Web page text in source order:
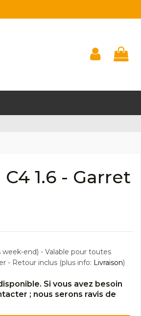
1.6 - Garret
week-end) - Valable pour toutes
- Retour inclus (plus info: Livraison)
Si vous avez besoin
; nous serons ravis de